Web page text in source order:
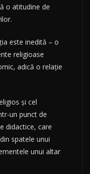
o atitudine de
este inedită – o
religioase
adică o relaţie
şi cel
un punct de
didactice, care
spatele unui
unui altar